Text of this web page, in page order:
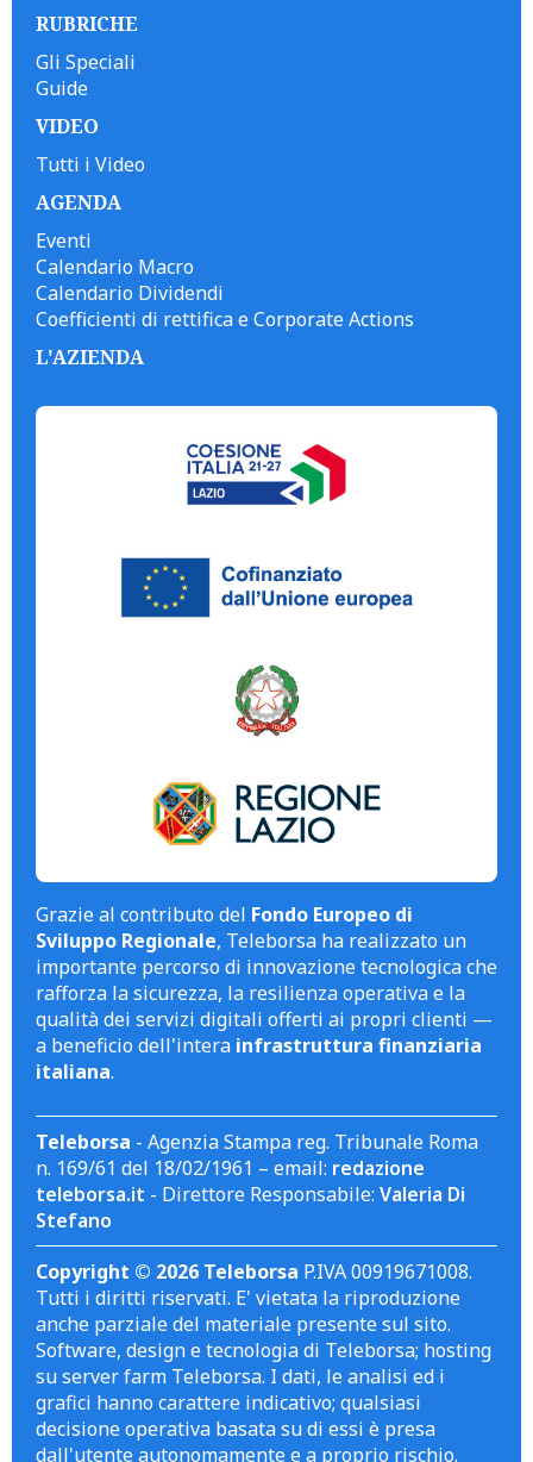
RUBRICHE
Gli Speciali
Guide
VIDEO
Tutti i Video
AGENDA
Eventi
Calendario Macro
Calendario Dividendi
Coefficienti di rettifica e Corporate Actions
L'AZIENDA
Grazie al contributo del Fondo Europeo di
Sviluppo Regionale, Teleborsa ha realizzato un
importante percorso di innovazione tecnologica che
rafforza la sicurezza, la resilienza operativa e la
qualità dei servizi digitali offerti ai propri clienti —
a beneficio dell'intera infrastruttura finanziaria
italiana.
Teleborsa - Agenzia Stampa reg. Tribunale Roma
n. 169/61 del 18/02/1961 – email: redazione
teleborsa.it - Direttore Responsabile: Valeria Di
Stefano
Copyright © 2026 Teleborsa P.IVA 00919671008.
Tutti i diritti riservati. E' vietata la riproduzione
anche parziale del materiale presente sul sito.
Software, design e tecnologia di Teleborsa; hosting
su server farm Teleborsa. I dati, le analisi ed i
grafici hanno carattere indicativo; qualsiasi
decisione operativa basata su di essi è presa
dall'utente autonomamente e a proprio rischio.